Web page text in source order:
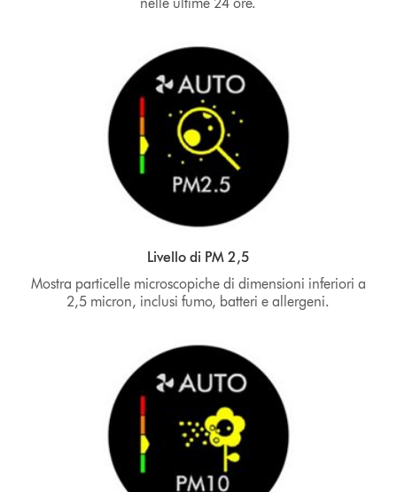
Livello di PM 2,5
Mostra particelle microscopiche di dimensioni inferiori a
2,5 micron, inclusi fumo, batteri e allergeni.